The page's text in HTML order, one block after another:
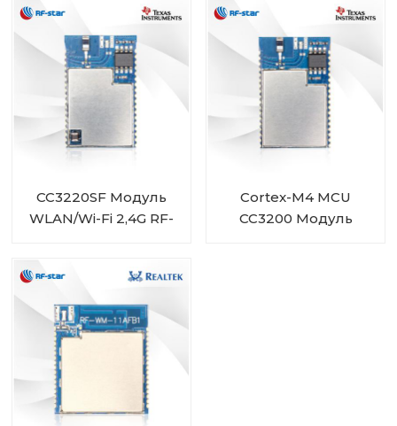
памятью 1 МБ + 4 МБ
RF-WM-3235B1
CC3220SF Модуль
WLAN/Wi-Fi 2,4G RF-
Cortex-M4 MCU
CC3200 Модуль